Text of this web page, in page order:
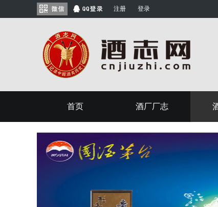
注册 登录
首页 酒厂厂志